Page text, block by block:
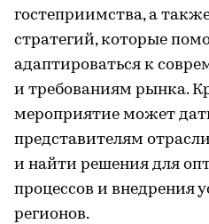
гостеприимства, а
стратегий, которые
адаптироваться к
и требованиям рынка.
мероприятие может
представителям
и найти решения для
процессов и внедрения
регионов.